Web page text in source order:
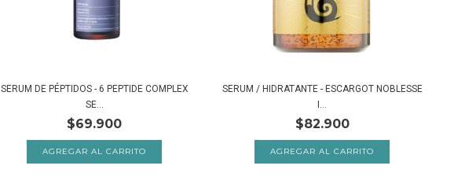
SERUM DE PÉPTIDOS - 6 PEPTIDE COMPLEX
SE...
$69.900
SERUM / HIDRATANTE - ESCARGOT NOBLESSE
I...
$82.900